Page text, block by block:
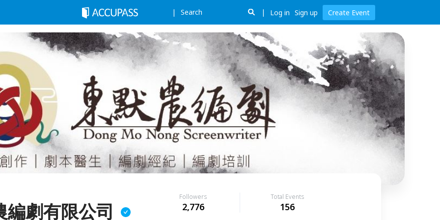
Search Log in Sign up Create Event
編劇有限公司
Followers
2,776
Total Events
156